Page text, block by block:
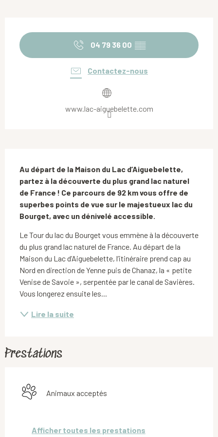
04 79 36 00 ▒▒
Contactez-nous
www.lac-aiguebelette.com
Au départ de la Maison du Lac d’Aiguebelette,
partez à la découverte du plus grand lac naturel
de France ! Ce parcours de 92 km vous offre de
superbes points de vue sur le majestueux lac du
Bourget, avec un dénivelé accessible.
Le Tour du lac du Bourget vous emmène à la découverte
du plus grand lac naturel de France. Au départ de la
Maison du Lac d’Aiguebelette, l’itinéraire prend cap au
Nord en direction de Yenne puis de Chanaz, la « petite
Venise de Savoie », serpentée par le canal de Savières.
Vous longerez ensuite les...
Lire la suite
Prestations
Animaux acceptés
Afficher toutes les prestations